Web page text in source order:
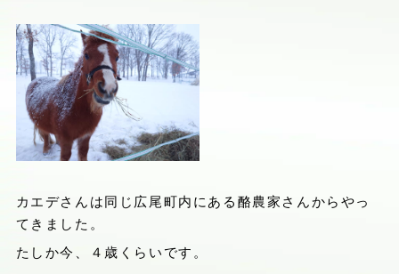
カエデさんは同じ広尾町内にある酪農家さんからやっ
てきました。
たしか今、４歳くらいです。